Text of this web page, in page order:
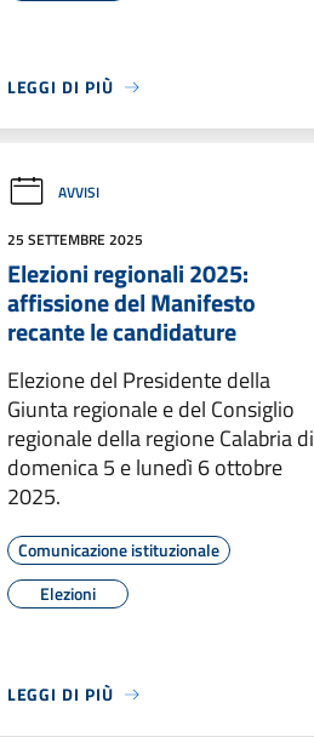
LEGGI DI PIÙ
AVVISI
25 SETTEMBRE 2025
Elezioni regionali 2025:
affissione del Manifesto
recante le candidature
Elezione del Presidente della
Giunta regionale e del Consiglio
regionale della regione Calabria di
domenica 5 e lunedì 6 ottobre
2025.
Comunicazione istituzionale
Elezioni
LEGGI DI PIÙ